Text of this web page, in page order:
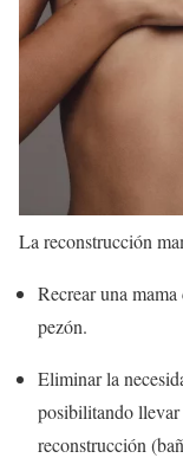
La reconstrucción
Recrear una
pezón.
Eliminar la
posibilitando llevar
reconstrucción